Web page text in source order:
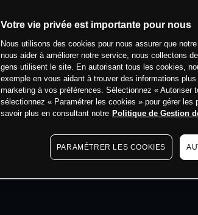
Votre vie privée est importante pour nous
Nous utilisons des cookies pour nous assurer que
nous aider à améliorer notre service, nous collectons
gens utilisent le site. En autorisant tous les cookies,
exemple en vous aidant à trouver des informations
marketing à vos préférences. Sélectionnez « Autoriser
sélectionnez « Paramétrer les cookies » pour gérer
savoir plus en consultant notre Politique de Gestion
PARAMÉTRER LES COOKIES